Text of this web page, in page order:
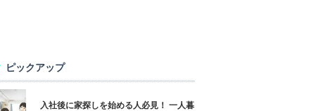
ピックアップ
入社後に家探しを始める人必見！ 一人暮